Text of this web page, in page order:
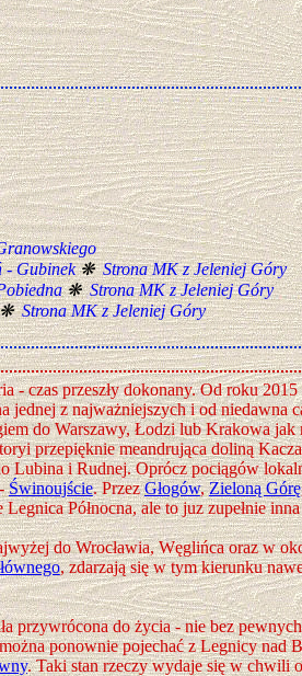
- Gubinek❋Strona MK z Jeleniej Góry
❋Strona MK z Jeleniej Góry
Strona MK z Jeleniej Góry
czas przeszły dokonany. Od roku
jednej z najważniejszych i od
do Warszawy, Łodzi lub Krakowa
przepięknie meandrująca doliną
Lubina i Rudnej. Oprócz pociągów
Świnoujście. PrzezGłogów,Zieloną Górę
Północna, ale to juz zupełnie
do Wrocławia, Węglińca oraz w
, zdarzają się w tym kierunku
przywrócona do życia - nie bez
ponownie pojechać z Legnicy nad
. Taki stan rzeczy wydaje się w chwili